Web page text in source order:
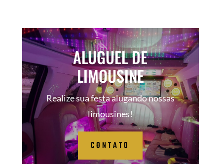
ALUGUEL DE
LIMOUSINE
Realize sua festa alugando nossas
limousines!
CONTATO